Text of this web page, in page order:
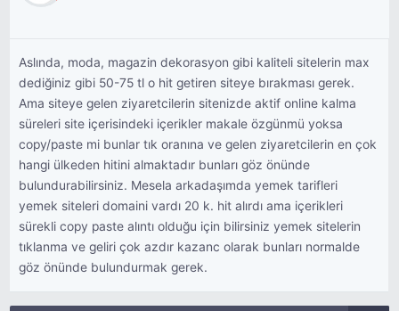
Aslında, moda, magazin dekorasyon gibi kaliteli sitelerin max
dediğiniz gibi 50-75 tl o hit getiren siteye bırakması gerek.
Ama siteye gelen ziyaretcilerin sitenizde aktif online kalma
süreleri site içerisindeki içerikler makale özgünmü yoksa
copy/paste mi bunlar tık oranına ve gelen ziyaretcilerin en çok
hangi ülkeden hitini almaktadır bunları göz önünde
bulundurabilirsiniz. Mesela arkadaşımda yemek tarifleri
yemek siteleri domaini vardı 20 k. hit alırdı ama içerikleri
sürekli copy paste alıntı olduğu için bilirsiniz yemek sitelerin
tıklanma ve geliri çok azdır kazanc olarak bunları normalde
göz önünde bulundurmak gerek.